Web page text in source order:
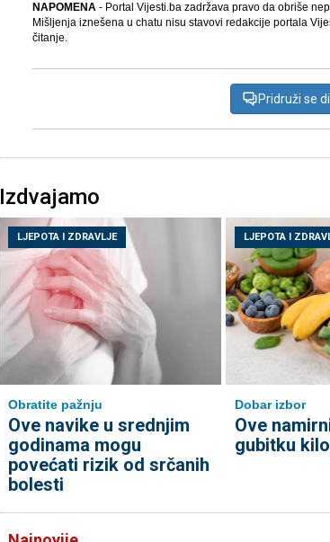
NAPOMENA- Portal Vijesti.ba zadržava pravo da obriše
Mišljenja iznešena u chatu nisu stavovi redakcije portala
čitanje.
Pridruži se
Izdvajamo
LJEPOTA I ZDRAVLJE
Obratite pažnju
Ove navike u srednjim
godinama mogu
povećati rizik od srčanih
bolesti
LJEPOTA I
Dobar izbor
Ove
gubitku